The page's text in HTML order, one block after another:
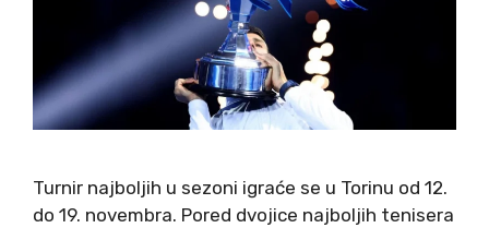
Turnir najboljih u sezoni igraće se u Torinu od 12.
do 19. novembra. Pored dvojice najboljih tenisera